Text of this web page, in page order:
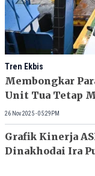
Tren Ekbis
Membongkar
Unit Tua Tetap
26 Nov 2025 - 05:29PM
Grafik Kinerja
Dinakhodai Ira